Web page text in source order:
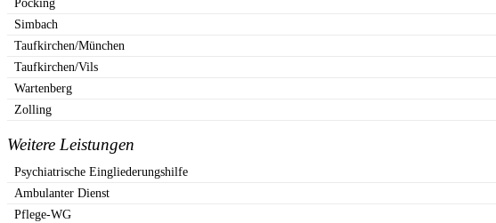
Pocking
Simbach
Taufkirchen/München
Taufkirchen/Vils
Wartenberg
Zolling
Weitere Leistungen
Psychiatrische Eingliederungshilfe
Ambulanter Dienst
Pflege-WG